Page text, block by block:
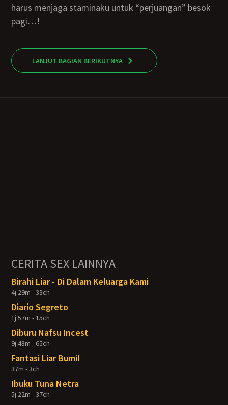
harus menjaga staminaku untuk “perjuangan” besok
pagi…!
LANJUT BAGIAN BERIKUTNYA
CERITA SEX LAINNYA
Birahi Liar - Di Dalam Keluarga Kami
4j 29m - 33ch
Diario Segreto
1j 57m - 15ch
Diburu Nafsu Incest
9j 48m - 65ch
Fantasi Liar Bumil
37m - 3ch
Ibuku Tuna Netra
5j 22m - 37ch